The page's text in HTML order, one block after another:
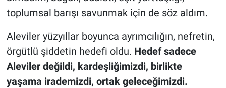
toplumsal barışı savunmak için de söz aldım.
Aleviler yüzyıllar boyunca ayrımcılığın, nefretin,
örgütlü şiddetin hedefi oldu. Hedef sadece
Aleviler değildi, kardeşliğimizdi, birlikte
yaşama irademizdi, ortak geleceğimizdi.